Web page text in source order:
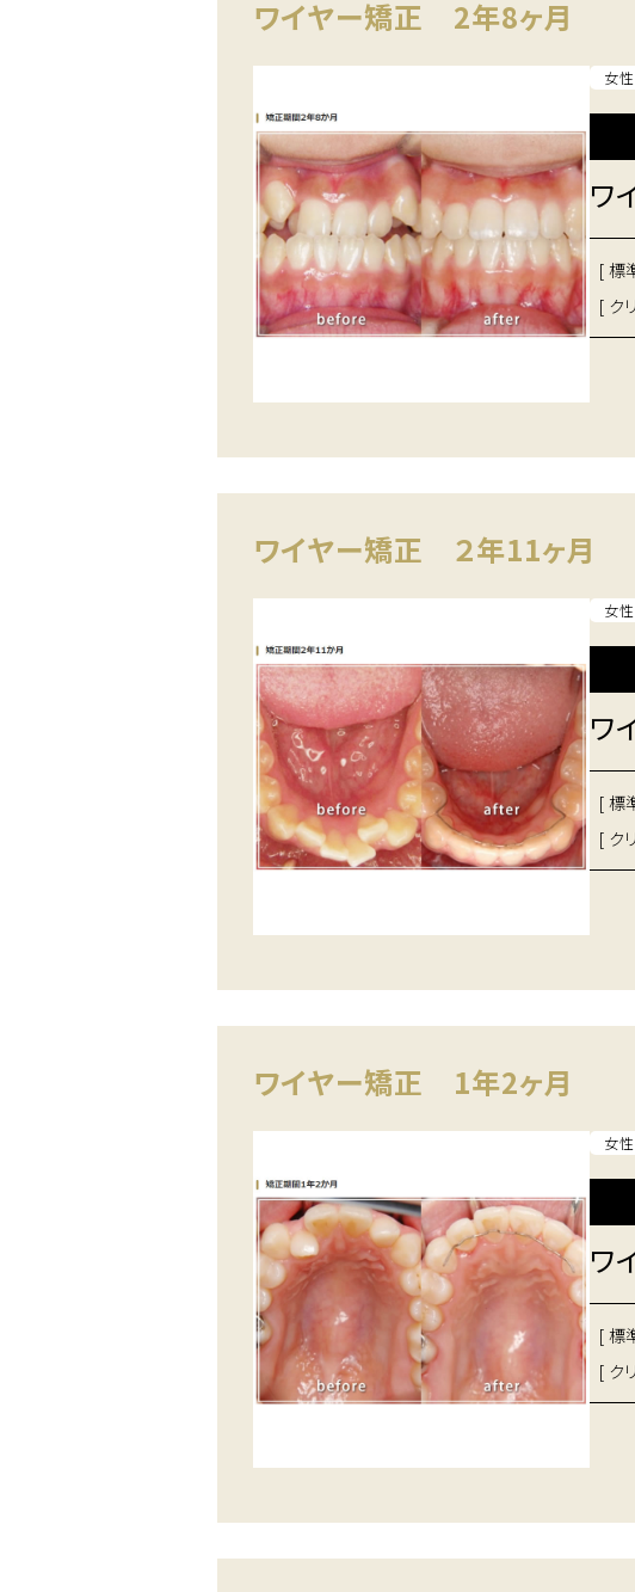
ワイヤー矯正 2年8ヶ月
女性
ワ
[ 標
[ ク
ワイヤー矯正 ２年11ヶ月
女性
ワ
[ 標
[ ク
ワイヤー矯正 1年2ヶ月
女性
ワ
[ 標
[ ク